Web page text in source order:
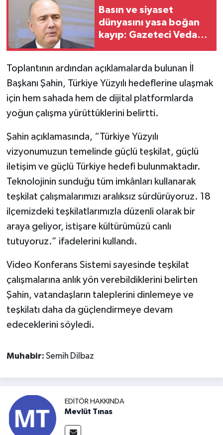
Basın ve siyaset
dünyasını yasa boğan
kayıp: Gazeteci Vedat
Toplantının ardından açıklamalarda bulunan İl
Başkanı Şahin, Türkiye Yüzyılı hedeflerine ulaşmak
için hem sahada hem de dijital platformlarda
yoğun çalışma yürüttüklerini belirtti.
Şahin açıklamasında, “Türkiye Yüzyılı
vizyonumuzun temelinde güçlü teşkilat, güçlü
iletişim ve güçlü Türkiye hedefi bulunmaktadır.
Teknolojinin sunduğu tüm imkânları kullanarak
teşkilat çalışmalarımızı aralıksız sürdürüyoruz. 18
ilçemizdeki teşkilatlarımızla düzenli olarak bir
araya geliyor, istişare kültürümüzü canlı
tutuyoruz.” ifadelerini kullandı.
Video Konferans Sistemi sayesinde teşkilat
çalışmalarına anlık yön verebildiklerini belirten
Şahin, vatandaşların taleplerini dinlemeye ve
teşkilatı daha da güçlendirmeye devam
edeceklerini söyledi.
Muhabir: Semih Dilbaz
EDITÖR HAKKINDA
Mevlüt Tınas